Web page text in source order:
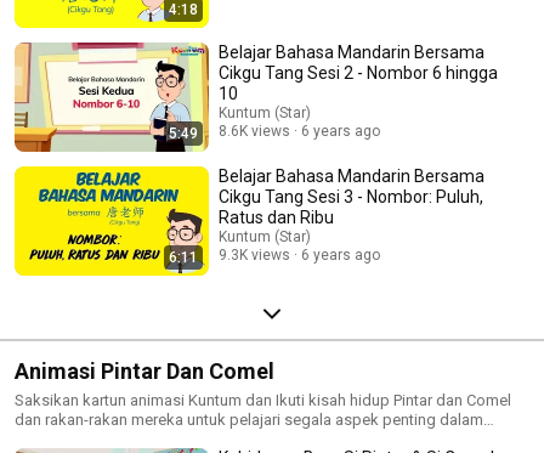
4:18
5:49
Belajar Bahasa Mandarin Bersama
Cikgu Tang Sesi 2 - Nombor 6 hingga
10
Kuntum (Star)
8.6K views
6 years ago
6:11
Belajar Bahasa Mandarin Bersama
Cikgu Tang Sesi 3 - Nombor: Puluh,
Ratus dan Ribu
Kuntum (Star)
9.3K views
6 years ago
Animasi Pintar Dan Comel
Saksikan kartun animasi Kuntum dan Ikuti kisah hidup Pintar dan Comel
dan rakan-rakan mereka untuk pelajari segala aspek penting dalam